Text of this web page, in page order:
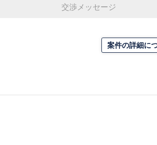
交渉メッセージ
案件の詳細に